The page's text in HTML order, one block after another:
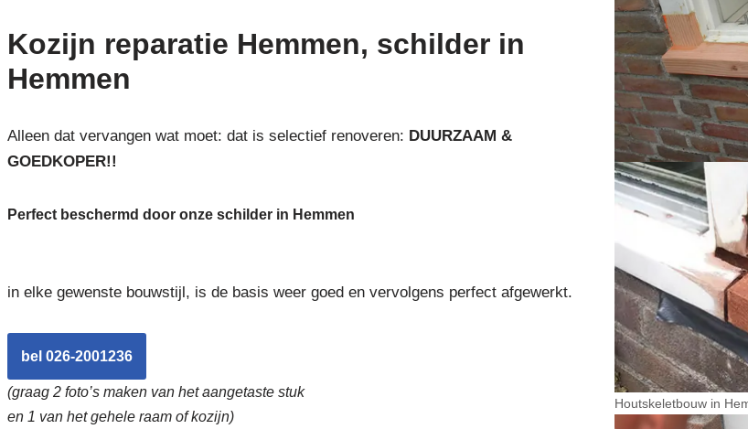
Kozijn reparatie Hemmen, schilder in
Hemmen
Alleen dat vervangen wat moet: dat is selectief renoveren: DUURZAAM &
GOEDKOPER!!
Perfect beschermd door onze schilder in Hemmen
in elke gewenste bouwstijl, is de basis weer goed en vervolgens perfect afgewerkt.
bel 026-2001236
(graag 2 foto’s maken van het aangetaste stuk
en 1 van het gehele raam of kozijn)
Houtskeletbouw in